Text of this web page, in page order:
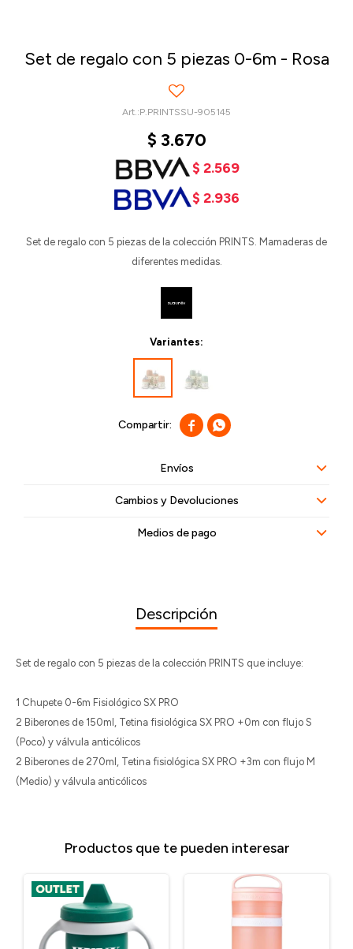
Set de regalo con 5 piezas 0-6m - Rosa
P.PRINTSSU-905145
$ 3.670
$ 2.569
$ 2.936
Set de regalo con 5 piezas de la colección PRINTS. Mamaderas de
diferentes medidas.
Variantes:
 
Envíos
Cambios y Devoluciones
Medios de pago
Descripción
Set de regalo con 5 piezas de la colección PRINTS que incluye:
1 Chupete 0-6m Fisiológico SX PRO
2 Biberones de 150ml, Tetina fisiológica SX PRO +0m con flujo S
(Poco) y válvula anticólicos
2 Biberones de 270ml, Tetina fisiológica SX PRO +3m con flujo M
(Medio) y válvula anticólicos
Productos que te pueden interesar